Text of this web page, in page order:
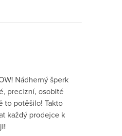
Nádherný šperk
precizní, osobité
to potěšilo! Takto
každý prodejce k